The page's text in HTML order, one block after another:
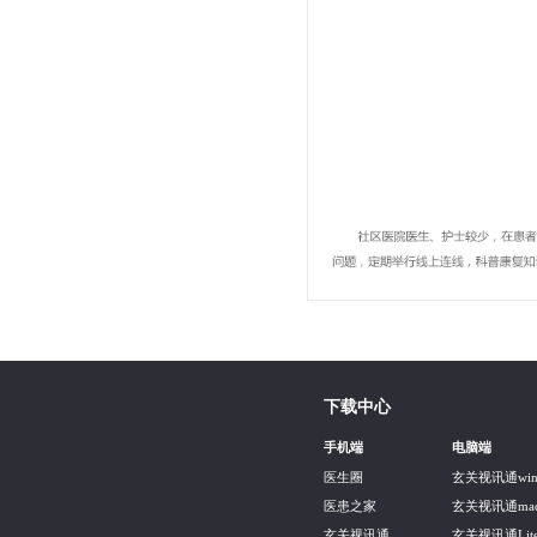
下载中心
手机端
医生圈
医患之家
电脑端
玄关视讯通
玄关视讯通